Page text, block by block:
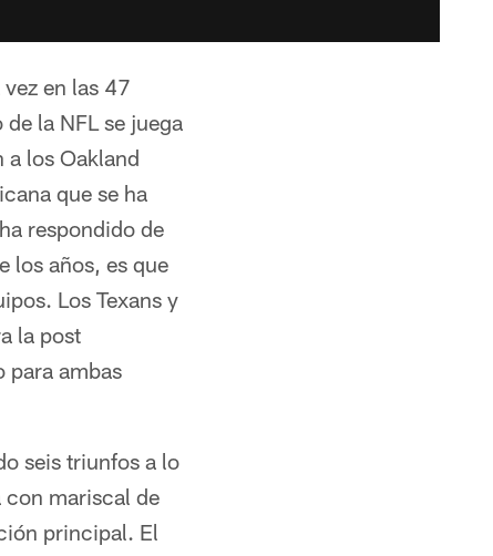
en las 47
la NFL se juega
a los Oakland
que se ha
respondido de
los años, es que
Los Texans y
la post
para ambas
seis triunfos a lo
con mariscal de
principal. El